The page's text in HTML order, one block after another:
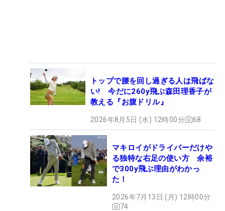
トップで腰を回し過ぎる人は飛ばな
い! 今だに260y飛ぶ森田理香子が
教える『お腹ドリル』
2026年8月5日 (水) 12時00分 68
マキロイがドライバーだけや
る独特な右足の使い方 余裕
で300y飛ぶ理由がわかっ
た！
2026年7月13日 (月) 12時00分
74